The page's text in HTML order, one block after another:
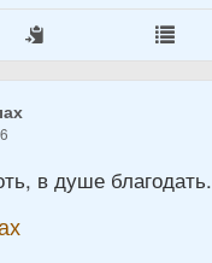
в душе благодать.